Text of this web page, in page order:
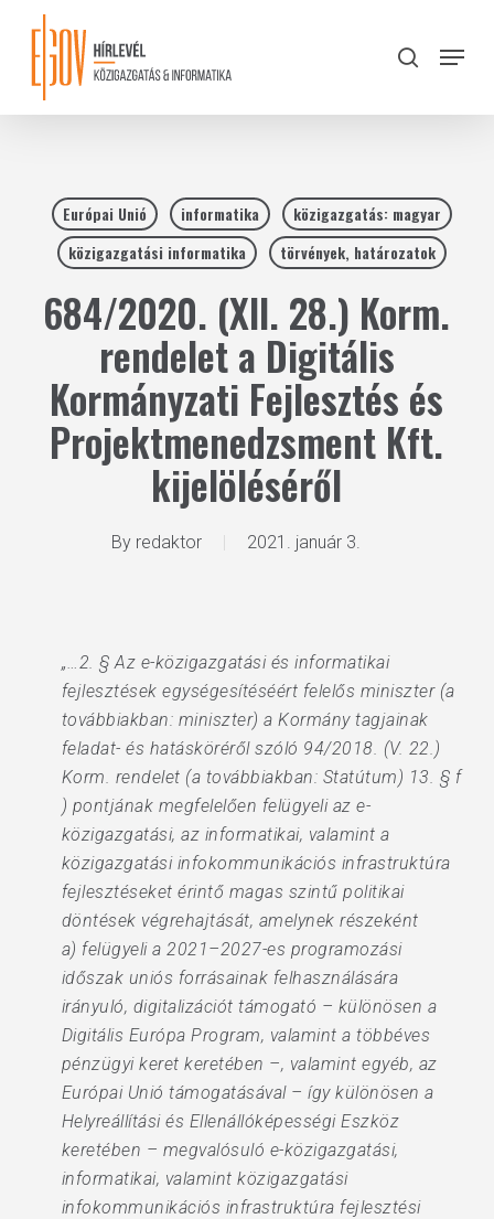
content
search
Menu
Európai Unió informatika
közigazgatás: magyar
közigazgatási informatika
törvények, határozatok
684/2020. (XII. 28.) Korm.
rendelet a Digitális
Kormányzati Fejlesztés és
Projektmenedzsment Kft.
kijelöléséről
By redaktor 2021. január 3.
„…2. § Az e-közigazgatási és informatikai
fejlesztések egységesítéséért felelős miniszter (a
továbbiakban: miniszter) a Kormány tagjainak
feladat- és hatásköréről szóló 94/2018. (V. 22.)
Korm. rendelet (a továbbiakban: Statútum) 13. § f
) pontjának megfelelően felügyeli az e-
közigazgatási, az informatikai, valamint a
közigazgatási infokommunikációs infrastruktúra
fejlesztéseket érintő magas szintű politikai
döntések végrehajtását, amelynek részeként
a) felügyeli a 2021–2027-es programozási
időszak uniós forrásainak felhasználására
irányuló, digitalizációt támogató – különösen a
Digitális Európa Program, valamint a többéves
pénzügyi keret keretében –, valamint egyéb, az
Európai Unió támogatásával – így különösen a
Helyreállítási és Ellenállóképességi Eszköz
keretében – megvalósuló e-közigazgatási,
informatikai, valamint közigazgatási
infokommunikációs infrastruktúra fejlesztési
Close